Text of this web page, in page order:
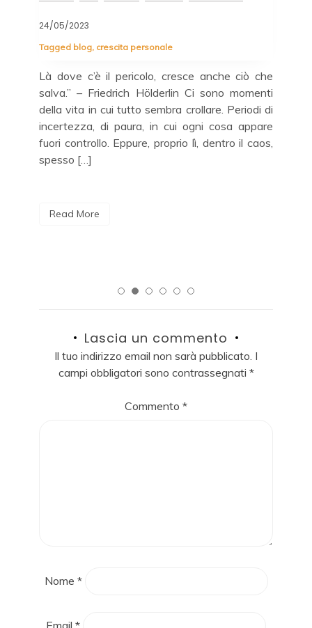
24/05/2023
Tagged blog, crescita personale
Là dove c’è il pericolo, cresce anche ciò che
salva.” – Friedrich Hölderlin Ci sono momenti
della vita in cui tutto sembra crollare. Periodi di
incertezza, di paura, in cui ogni cosa appare
fuori controllo. Eppure, proprio lì, dentro il caos,
spesso […]
Read More
Lascia un commento
Il tuo indirizzo email non sarà pubblicato. I
campi obbligatori sono contrassegnati *
Commento *
Nome *
Email *